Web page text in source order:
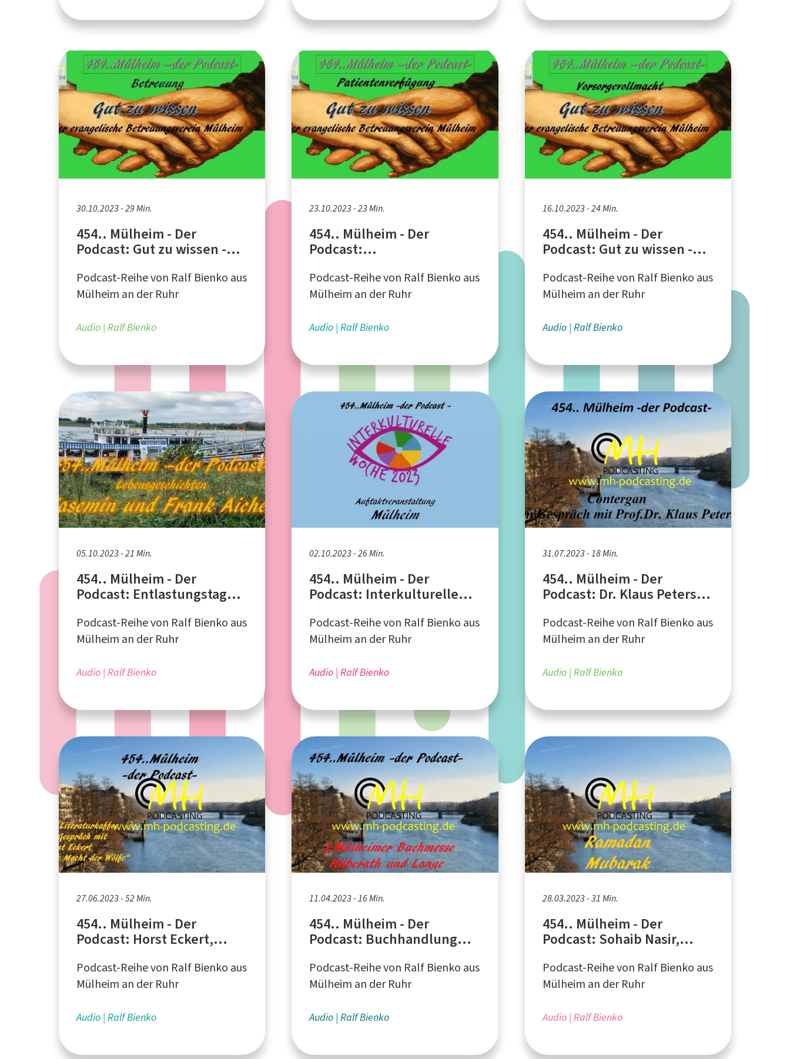
30.10.2023 - 29 Min.
454.. Mülheim - Der
Podcast: Gut zu wissen -
Podcast-Reihe von Ralf Bienko aus
Mülheim an der Ruhr
Audio Ralf Bienko
23.10.2023 - 23 Min.
454.. Mülheim - Der
Podcast:
Podcast-Reihe von Ralf Bienko aus
Mülheim an der Ruhr
Audio Ralf Bienko
16.10.2023 - 24 Min.
454.. Mülheim - Der
Podcast: Gut zu wissen -
Podcast-Reihe von Ralf Bienko aus
Mülheim an der Ruhr
Audio Ralf Bienko
05.10.2023 - 21 Min.
454.. Mülheim - Der
Podcast: Entlastungstag
2023
Podcast-Reihe von Ralf Bienko aus
Mülheim an der Ruhr
Audio Ralf Bienko
02.10.2023 - 26 Min.
454.. Mülheim - Der
Podcast: Interkulturelle
der Ruhr
Podcast-Reihe von Ralf Bienko aus
Mülheim an der Ruhr
Audio Ralf Bienko
31.07.2023 - 18 Min.
454.. Mülheim - Der
Podcast: Dr. Klaus Peters,
Podcast-Reihe von Ralf Bienko aus
Mülheim an der Ruhr
Audio Ralf Bienko
27.06.2023 - 52 Min.
454.. Mülheim - Der
Podcast: Horst Eckert,
Macht der Wölfe"
Podcast-Reihe von Ralf Bienko aus
Mülheim an der Ruhr
Audio Ralf Bienko
11.04.2023 - 16 Min.
454.. Mülheim - Der
Podcast: Buchhandlung
Podcast-Reihe von Ralf Bienko aus
Mülheim an der Ruhr
Audio Ralf Bienko
28.03.2023 - 31 Min.
454.. Mülheim - Der
Podcast: Sohaib Nasir,
Podcast-Reihe von Ralf Bienko aus
Mülheim an der Ruhr
Audio Ralf Bienko